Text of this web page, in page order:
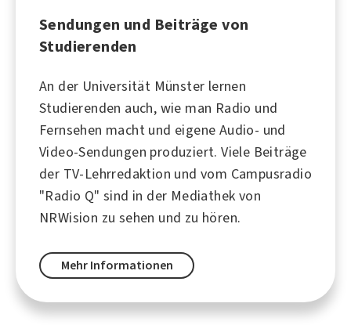
Sendungen und Beiträge von
Studierenden
An der Universität Münster lernen
Studierenden auch, wie man Radio und
Fernsehen macht und eigene Audio- und
Video-Sendungen produziert. Viele Beiträge
der TV-Lehrredaktion und vom Campusradio
"Radio Q" sind in der Mediathek von
NRWision zu sehen und zu hören.
Mehr Informationen